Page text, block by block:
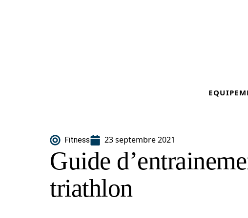
Fitness 23 septembre 2021
Guide
triathlon